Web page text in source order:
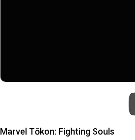
Marvel Tōkon: Fighting Souls